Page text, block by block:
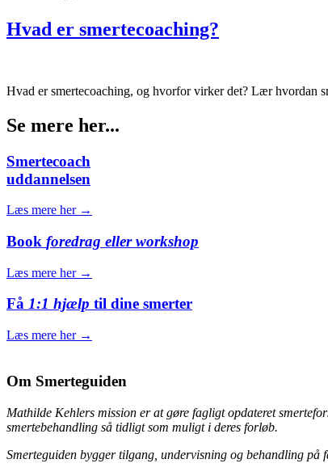
Hvad er smertecoaching?
Hvad er smertecoaching, og hvorfor virker det? Lær hvordan
Se mere her...
Smertecoach
uddannelsen
Læs mere her →
Book foredrag eller workshop
Læs mere her →
Få 1:1 hjælp til dine smerter
Læs mere her →
Om Smerteguiden
Mathilde Kehlers mission er at gøre fagligt opdateret
smertebehandling så tidligt som muligt i deres forløb.
Smerteguiden bygger tilgang, undervisning og behandling på